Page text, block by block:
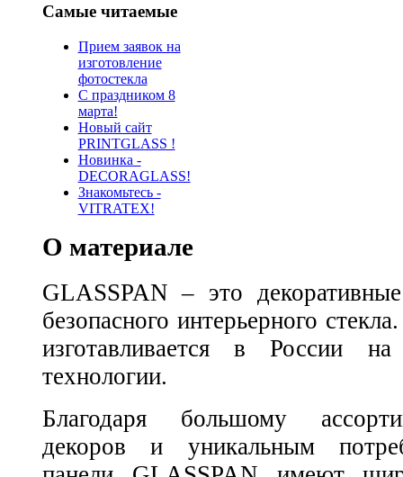
Самые читаемые
Прием заявок на
изготовление
фотостекла
С праздником 8
марта!
Новый сайт
PRINTGLASS !
Новинка -
DECORAGLASS!
Знакомьтесь -
VITRATEX!
О материале
GLASSPAN – это
безопасного интерьерного
изготавливается в России
технологии.
Благодаря большому
декоров и уникальным